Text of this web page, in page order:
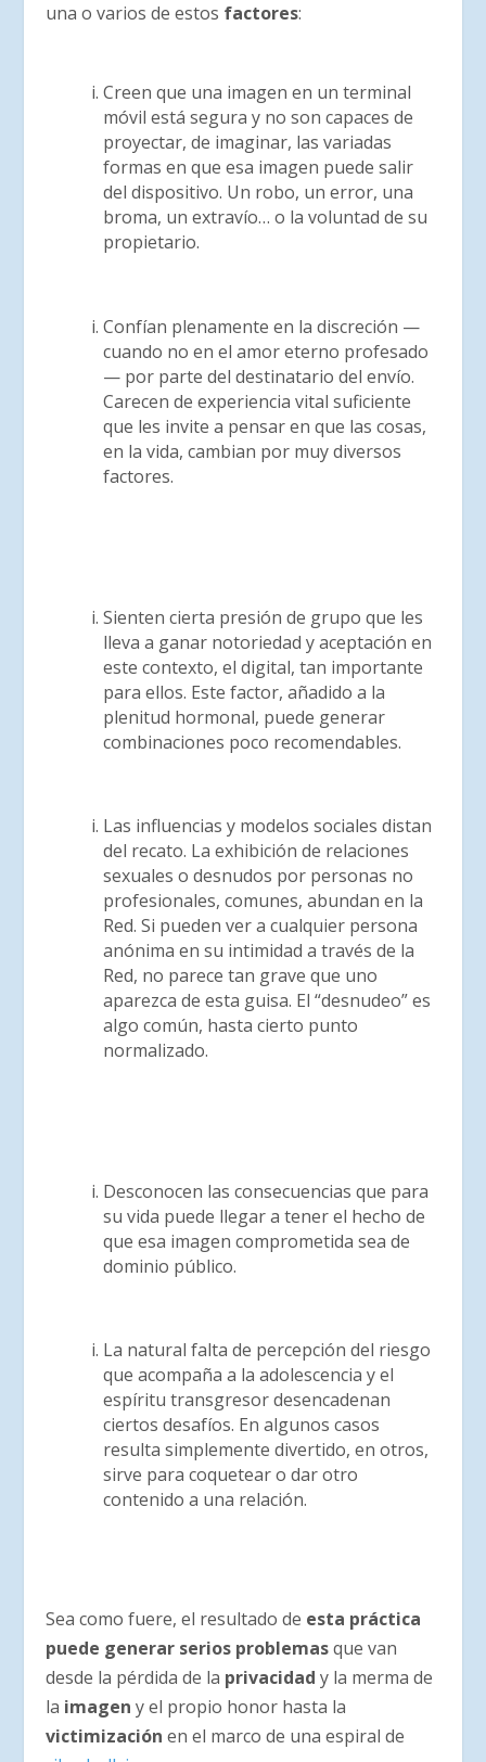
una o varios de estos factores:
Creen que una imagen en un terminal
móvil está segura y no son capaces de
proyectar, de imaginar, las variadas
formas en que esa imagen puede salir
del dispositivo. Un robo, un error, una
broma, un extravío… o la voluntad de su
propietario.
Confían plenamente en la discreción —
cuando no en el amor eterno profesado
— por parte del destinatario del envío.
Carecen de experiencia vital suficiente
que les invite a pensar en que las cosas,
en la vida, cambian por muy diversos
factores.
Sienten cierta presión de grupo que les
lleva a ganar notoriedad y aceptación en
este contexto, el digital, tan importante
para ellos. Este factor, añadido a la
plenitud hormonal, puede generar
combinaciones poco recomendables.
Las influencias y modelos sociales distan
del recato. La exhibición de relaciones
sexuales o desnudos por personas no
profesionales, comunes, abundan en la
Red. Si pueden ver a cualquier persona
anónima en su intimidad a través de la
Red, no parece tan grave que uno
aparezca de esta guisa. El “desnudeo” es
algo común, hasta cierto punto
normalizado.
Desconocen las consecuencias que para
su vida puede llegar a tener el hecho de
que esa imagen comprometida sea de
dominio público.
La natural falta de percepción del riesgo
que acompaña a la adolescencia y el
espíritu transgresor desencadenan
ciertos desafíos. En algunos casos
resulta simplemente divertido, en otros,
sirve para coquetear o dar otro
contenido a una relación.
Sea como fuere, el resultado de esta práctica
puede generar serios problemasque van
desde la pérdida de la privacidad y la merma de
la imagen y el propio honor hasta la
victimización en el marco de una espiral de